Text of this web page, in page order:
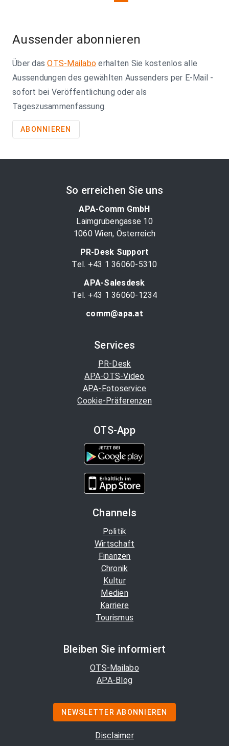
Aussender abonnieren
Über dasOTS-Mailabo erhalten Sie kostenlos alle
Aussendungen des gewählten Aussenders per E-Mail -
sofort bei Veröffentlichung oder als
Tageszusammenfassung.
ABONNIEREN
So erreichen Sie uns
APA-Comm GmbH
Laimgrubengasse 10
1060 Wien, Österreich
PR-Desk Support
Tel. +43 1 36060-5310
APA-Salesdesk
Tel. +43 1 36060-1234
comm@apa.at
Services
PR-Desk
APA-OTS-Video
APA-Fotoservice
Cookie-Präferenzen
OTS-App
Channels
Politik
Wirtschaft
Finanzen
Chronik
Kultur
Medien
Karriere
Tourismus
Bleiben Sie informiert
OTS-Mailabo
APA-Blog
NEWSLETTER ABONNIEREN
Disclaimer